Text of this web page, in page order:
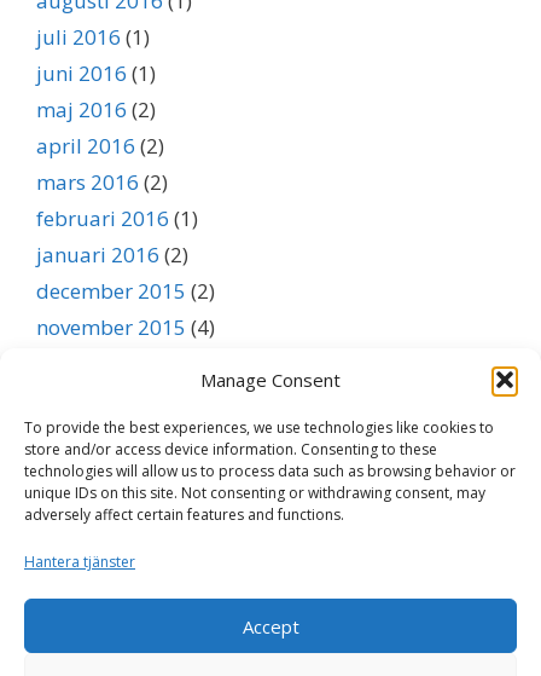
Manage Consent
To provide the best experiences, we use technologies like cookies to
store and/or access device information. Consenting to these
technologies will allow us to process data such as browsing behavior or
unique IDs on this site. Not consenting or withdrawing consent, may
adversely affect certain features and functions.
Hantera tjänster
Accept
juli 2016 (1)
juni 2016 (1)
maj 2016 (2)
april 2016 (2)
mars 2016 (2)
februari 2016 (1)
januari 2016 (2)
december 2015 (2)
november 2015 (4)
augusti 2015(1)
juli 2015(1)
juni 2015(1)
februari 2015(1)